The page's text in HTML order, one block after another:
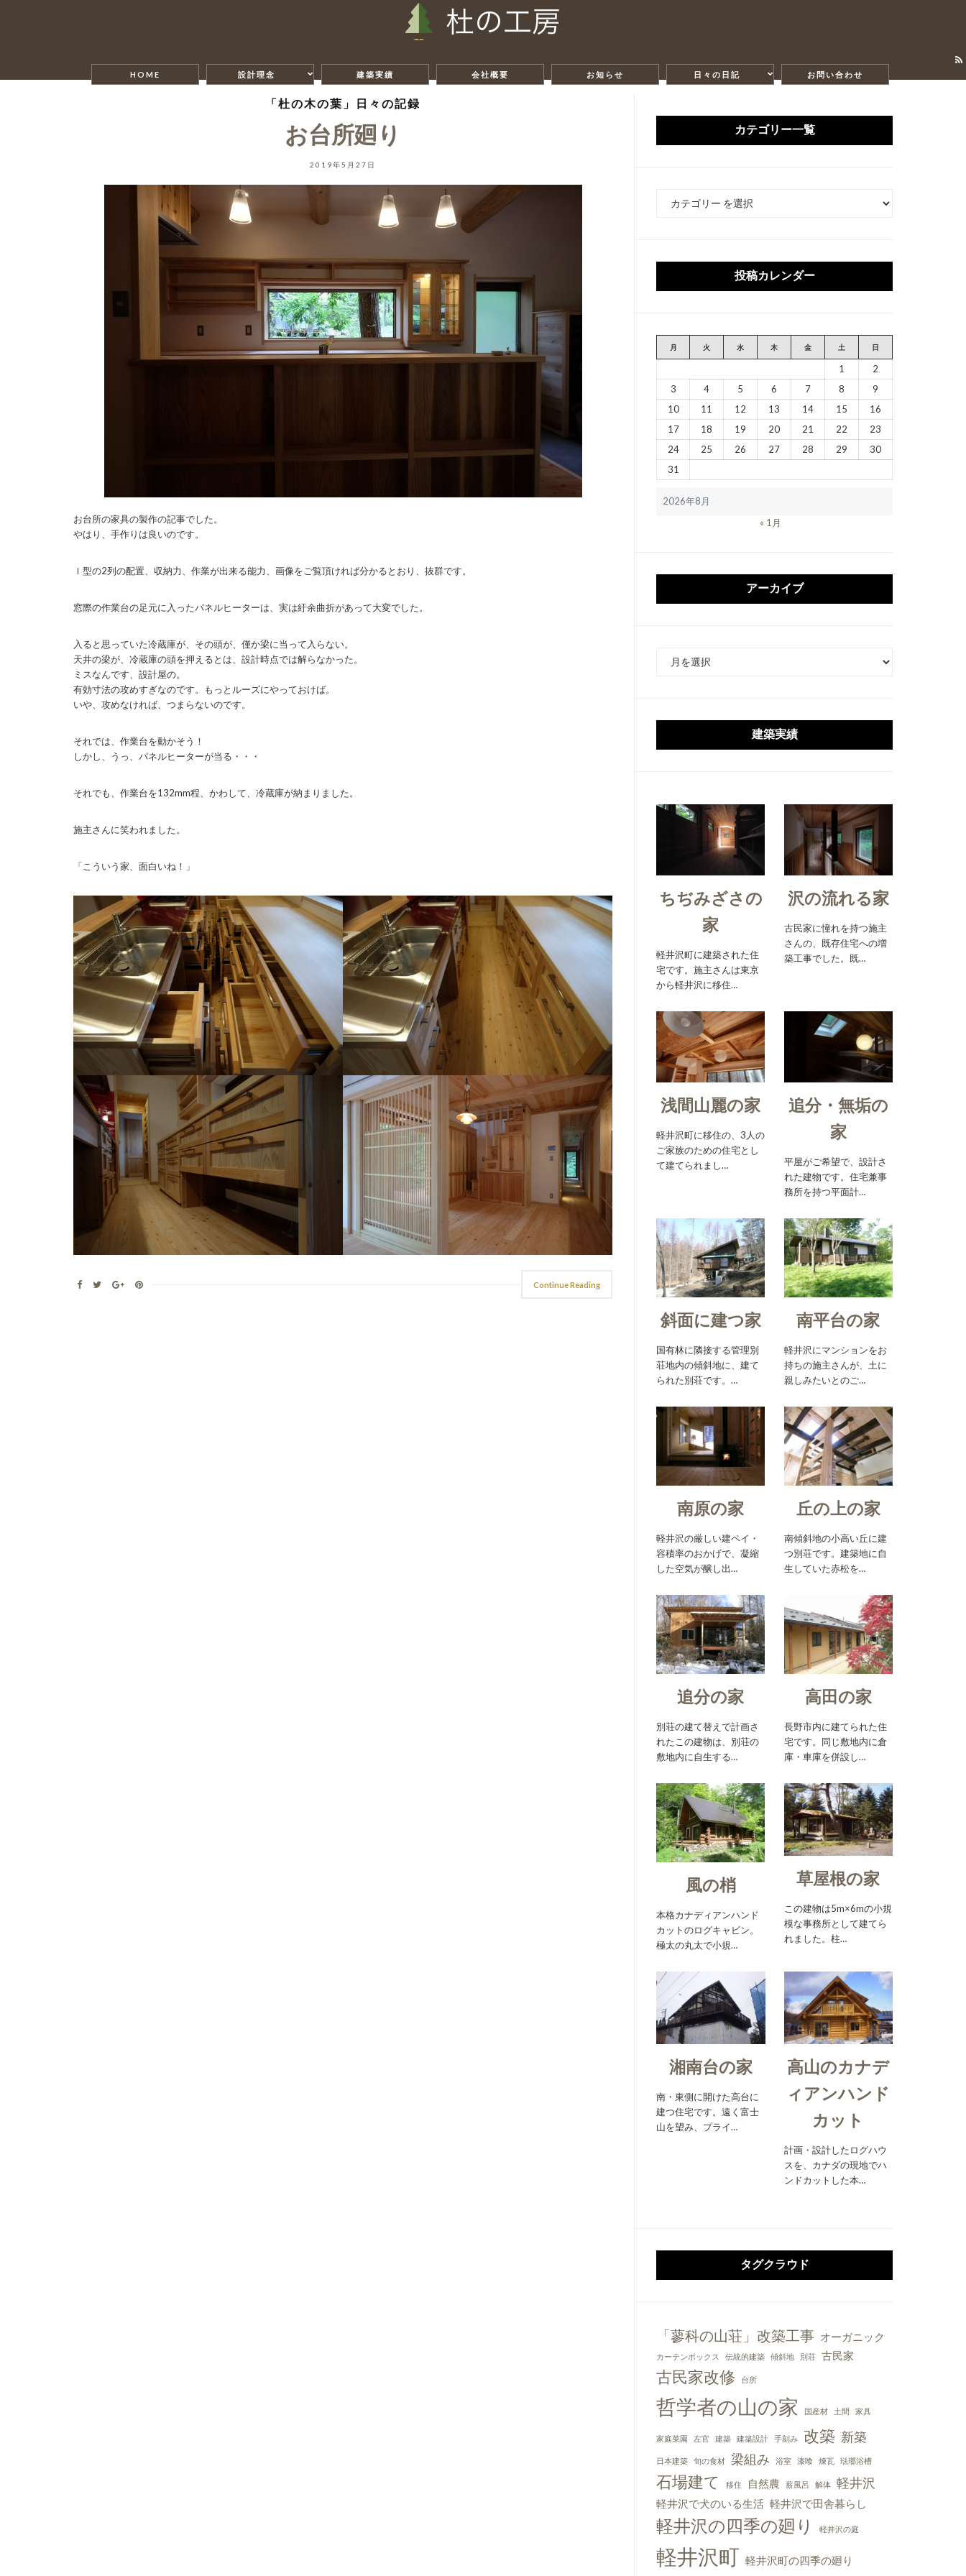
HOME 設計理念 建築実績 会社概要 お知らせ 日々の日記 お問い合わせ
「杜の木の葉」日々の記録
お台所廻り
2019年5月27日
お台所の家具の製作の記事でした。
やはり、手作りは良いのです。
Ｉ型の2列の配置、収納力、作業が出来る能力、画像をご覧頂ければ分かるとおり、抜群です。
窓際の作業台の足元に入ったパネルヒーターは、実は紆余曲折があって大変でした。
入ると思っていた冷蔵庫が、その頭が、僅か梁に当って入らない。
天井の梁が、冷蔵庫の頭を押えるとは、設計時点では解らなかった。
ミスなんです、設計屋の。
有効寸法の攻めすぎなのです。もっとルーズにやっておけば。
いや、攻めなければ、つまらないのです。
それでは、作業台を動かそう！
しかし、うっ、パネルヒーターが当る・・・
それでも、作業台を132mm程、かわして、冷蔵庫が納まりました。
施主さんに笑われました。
「こういう家、面白いね！」
Continue Reading
カテゴリー一覧
投稿カレンダー
2026年8月
月 火 水 木 金 土 日
1
2
3
4 5 6 7 8
9
10
11 12 13 14 15
16
17
18 19 20 21 22
23
24
25 26 27 28 29
30
31
« 1月
アーカイブ
建築実績
ちぢみざさの
家
軽井沢町に建築された住
宅です。施主さんは東京
から軽井沢に移住…
沢の流れる家
古民家に憧れを持つ施主
さんの、既存住宅への増
築工事でした。既…
浅間山麗の家
軽井沢町に移住の、3人の
ご家族のための住宅とし
て建てられまし…
追分・無垢の
家
平屋がご希望で、設計さ
れた建物です。住宅兼事
務所を持つ平面計…
斜面に建つ家
国有林に隣接する管理別
荘地内の傾斜地に、建て
られた別荘です。…
南平台の家
軽井沢にマンションをお
持ちの施主さんが、土に
親しみたいとのご…
南原の家
軽井沢の厳しい建ペイ・
容積率のおかげで、凝縮
した空気が醸し出…
丘の上の家
南傾斜地の小高い丘に建
つ別荘です。建築地に自
生していた赤松を…
追分の家
別荘の建て替えで計画さ
れたこの建物は、別荘の
敷地内に自生する…
高田の家
長野市内に建てられた住
宅です。同じ敷地内に倉
庫・車庫を併設し…
風の梢
本格カナディアンハンド
カットのログキャビン。
極太の丸太で小規…
草屋根の家
この建物は5m×6mの小規
模な事務所として建てら
れました。柱…
湘南台の家
南・東側に開けた高台に
建つ住宅です。遠く富士
山を望み、プライ…
高山のカナデ
ィアンハンド
カット
計画・設計したログハウ
スを、カナダの現地でハ
ンドカットした本…
タグクラウド
「蓼科の山荘」改築工事 オーガニック
カーテンボックス 伝統的建築 傾斜地 別荘 古民家
古民家改修 台所
哲学者の山の家 国産材 土間 家具
家庭菜園 左官 建築 建築設計 手刻み 改築 新築
日本建築 旬の食材 梁組み 浴室 漆喰 煉瓦 琺瑯浴槽
石場建て 移住 自然農 薪風呂 解体 軽井沢
軽井沢で犬のいる生活 軽井沢で田舎暮らし
軽井沢の四季の廻り 軽井沢の庭
軽井沢町 軽井沢町の四季の廻り